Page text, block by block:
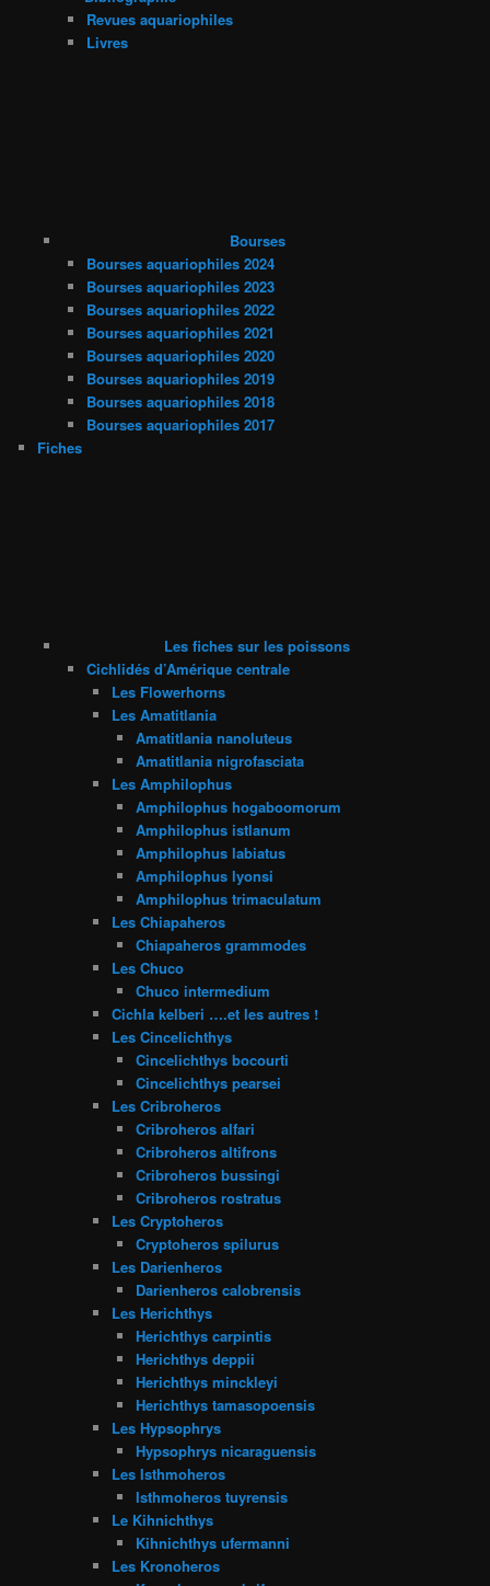
Revues aquariophiles
Livres
Bourses
Bourses aquariophiles 2024
Bourses aquariophiles 2023
Bourses aquariophiles 2022
Bourses aquariophiles 2021
Bourses aquariophiles 2020
Bourses aquariophiles 2019
Bourses aquariophiles 2018
Bourses aquariophiles 2017
Fiches
Les fiches sur les poissons
Cichlidés d’Amérique centrale
Les Flowerhorns
Les Amatitlania
Amatitlania nanoluteus
Amatitlania nigrofasciata
Les Amphilophus
Amphilophus hogaboomorum
Amphilophus istlanum
Amphilophus labiatus
Amphilophus lyonsi
Amphilophus trimaculatum
Les Chiapaheros
Chiapaheros grammodes
Les Chuco
Chuco intermedium
Cichla kelberi ….et les autres !
Les Cincelichthys
Cincelichthys bocourti
Cincelichthys pearsei
Les Cribroheros
Cribroheros alfari
Cribroheros altifrons
Cribroheros bussingi
Cribroheros rostratus
Les Cryptoheros
Cryptoheros spilurus
Les Darienheros
Darienheros calobrensis
Les Herichthys
Herichthys carpintis
Herichthys deppii
Herichthys minckleyi
Herichthys tamasopoensis
Les Hypsophrys
Hypsophrys nicaraguensis
Les Isthmoheros
Isthmoheros tuyrensis
Le Kihnichthys
Kihnichthys ufermanni
Les Kronoheros